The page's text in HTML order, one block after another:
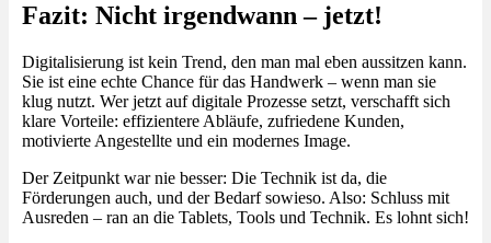
Fazit: Nicht irgendwann – jetzt!
Digitalisierung ist kein Trend, den man mal eben aussitzen kann.
Sie ist eine echte Chance für das Handwerk – wenn man sie
klug nutzt. Wer jetzt auf digitale Prozesse setzt, verschafft sich
klare Vorteile: effizientere Abläufe, zufriedene Kunden,
motivierte Angestellte und ein modernes Image.
Der Zeitpunkt war nie besser: Die Technik ist da, die
Förderungen auch, und der Bedarf sowieso. Also: Schluss mit
Ausreden – ran an die Tablets, Tools und Technik. Es lohnt sich!